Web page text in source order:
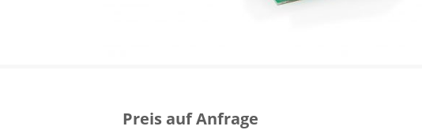
Preis auf Anfrage